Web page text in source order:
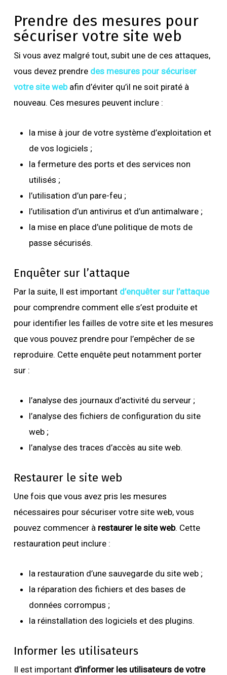
Prendre des mesures pour
sécuriser votre site web
Si vous avez malgré tout, subit une de ces attaques,
vous devez prendre des mesures pour sécuriser
votre site web afin d’éviter qu’il ne soit piraté à
nouveau. Ces mesures peuvent inclure :
la mise à jour de votre système d’exploitation et
de vos logiciels ;
la fermeture des ports et des services non
utilisés ;
l’utilisation d’un pare-feu ;
l’utilisation d’un antivirus et d’un antimalware ;
la mise en place d’une politique de mots de
passe sécurisés.
Enquêter sur l’attaque
Par la suite, Il est important d’enquêter sur l’attaque
pour comprendre comment elle s’est produite et
pour identifier les failles de votre site et les mesures
que vous pouvez prendre pour l’empêcher de se
reproduire. Cette enquête peut notamment porter
sur :
l’analyse des journaux d’activité du serveur ;
l’analyse des fichiers de configuration du site
web ;
l’analyse des traces d’accès au site web.
Restaurer le site web
Une fois que vous avez pris les mesures
nécessaires pour sécuriser votre site web, vous
pouvez commencer à restaurer le site web. Cette
restauration peut inclure :
la restauration d’une sauvegarde du site web ;
la réparation des fichiers et des bases de
données corrompus ;
la réinstallation des logiciels et des plugins.
Informer les utilisateurs
Il est important d’informer les utilisateurs de votre